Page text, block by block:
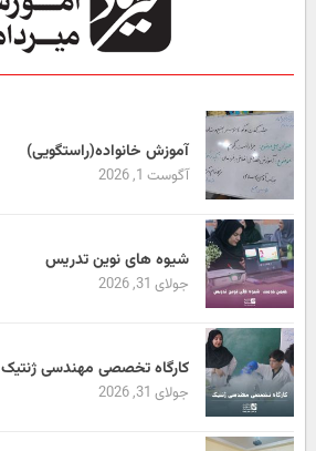
آموزش خانواده(راستگویی)
آگوست 1, 2026
شیوه های نوین تدریس
جولای 31, 2026
کارگاه تخصصی مهندسی ژنتیک
جولای 31, 2026